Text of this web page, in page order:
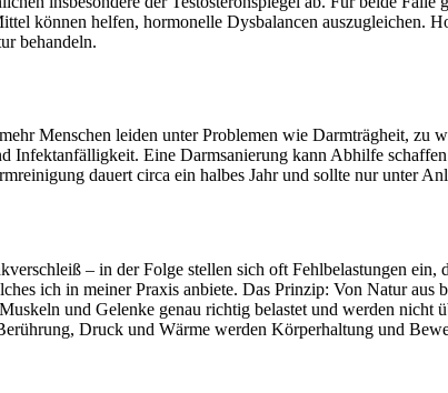
können helfen, hormonelle Dysbalancen auszugleichen.
behandeln.
Menschen leiden unter Problemen wie Darmträgheit, zu
Infektanfälligkeit. Eine Darmsanierung kann Abhilfe
dauert circa ein halbes Jahr und sollte nur unter
– in der Folge stellen sich oft Fehlbelastungen
ich in meiner Praxis anbiete. Das Prinzip: Von Natur
und Gelenke genau richtig belastet und werden nicht
Druck und Wärme werden Körperhaltung und